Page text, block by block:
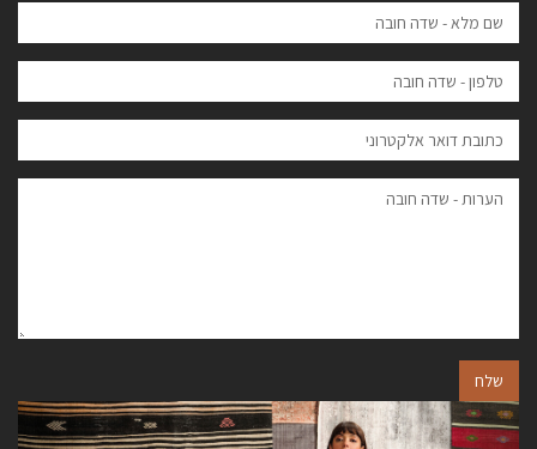
שלח
הבא